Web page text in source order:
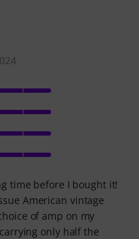
time before I bought it!
American vintage
of amp on my
only half the